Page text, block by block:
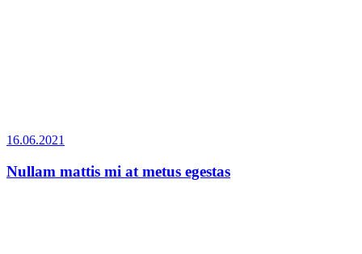
16.06.2021
Nullam mattis mi at metus egestas